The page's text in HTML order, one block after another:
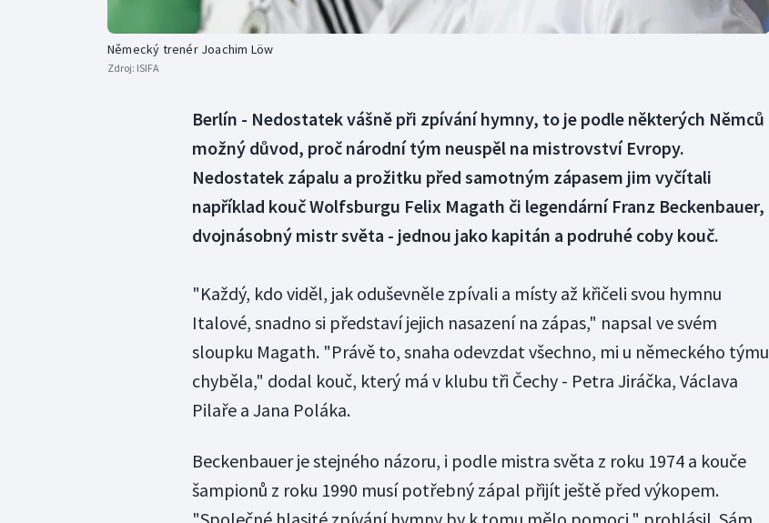
Německý trenér Joachim Löw
Zdroj: ISIFA
Berlín - Nedostatek vášně při zpívání hymny, to je podle některých Němců
možný důvod, proč národní tým neuspěl na mistrovství Evropy.
Nedostatek zápalu a prožitku před samotným zápasem jim vyčítali
například kouč Wolfsburgu Felix Magath či legendární Franz Beckenbauer,
dvojnásobný mistr světa - jednou jako kapitán a podruhé coby kouč.
"Každý, kdo viděl, jak oduševněle zpívali a místy až křičeli svou hymnu
Italové, snadno si představí jejich nasazení na zápas," napsal ve svém
sloupku Magath. "Právě to, snaha odevzdat všechno, mi u německého týmu
chyběla," dodal kouč, který má v klubu tři Čechy - Petra Jiráčka, Václava
Pilaře a Jana Poláka.
Beckenbauer je stejného názoru, i podle mistra světa z roku 1974 a kouče
šampionů z roku 1990 musí potřebný zápal přijít ještě před výkopem.